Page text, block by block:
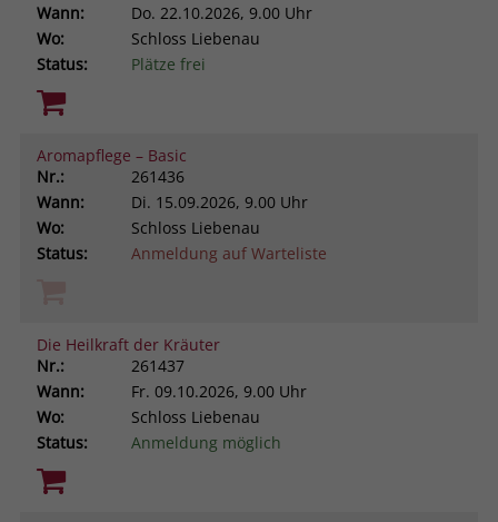
Wann:
Do. 22.10.2026, 9.00 Uhr
Wo:
Schloss Liebenau
Status:
Plätze frei
Aromapflege – Basic
Nr.:
261436
Wann:
Di. 15.09.2026, 9.00 Uhr
Wo:
Schloss Liebenau
Status:
Anmeldung auf Warteliste
Die Heilkraft der Kräuter
Nr.:
261437
Wann:
Fr. 09.10.2026, 9.00 Uhr
Wo:
Schloss Liebenau
Status:
Anmeldung möglich